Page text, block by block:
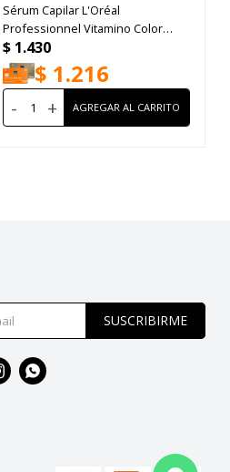
Sérum Capilar L'Oréal
Professionnel Vitamino Color
Spectrum Glass Shine 30ml
$ 1.430
$ 1.216
- +
SUSCRIBIRME
